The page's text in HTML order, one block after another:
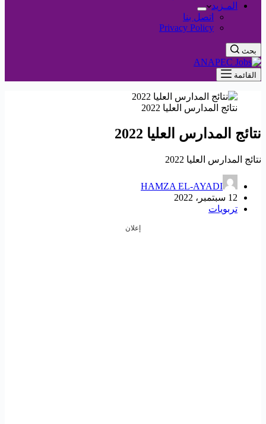
المـزيد
اتصل بنا
Privacy Policy
بحث
القائمة
نتائج المدارس العليا 2022
نتائج المدارس العليا 2022
نتائج المدارس العليا 2022
HAMZA EL-AYADI
12 سبتمبر، 2022
تربويات
إعلان